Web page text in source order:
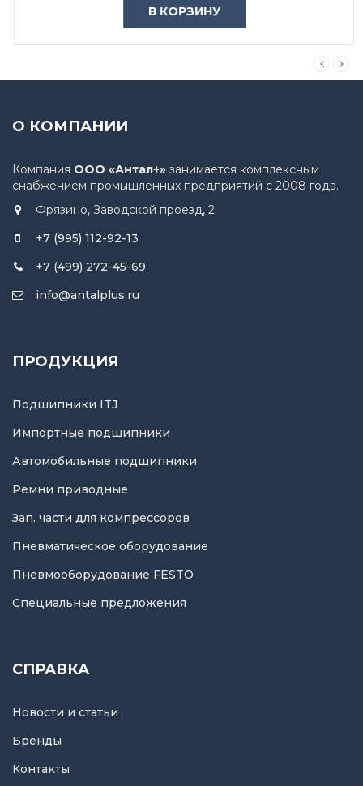
В КОРЗИНУ
О КОМПАНИИ
Компания ООО «Антал+» занимается комплексным
снабжением промышленных предприятий с 2008 года.
Фрязино, Заводской проезд, 2
+7 (995) 112-92-13
+7 (499) 272-45-69
info@antalplus.ru
ПРОДУКЦИЯ
Подшипники ITJ
Импортные подшипники
Автомобильные подшипники
Ремни приводные
Зап. части для компрессоров
Пневматическое оборудование
Пневмооборудование FESTO
Специальные предложения
СПРАВКА
Новости и статьи
Бренды
Контакты